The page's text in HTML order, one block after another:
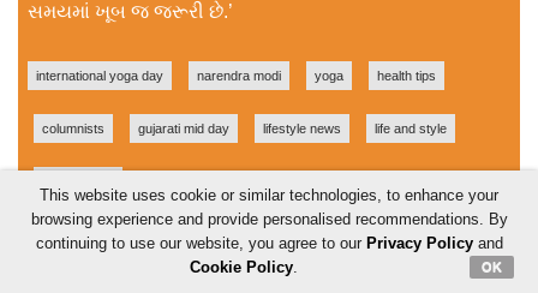
સમયમાં ખૂબ જ જરૂરી છે.’
international yoga day narendra modi yoga health tips
columnists gujarati mid day lifestyle news life and style
This website uses cookie or similar technologies, to enhance your
browsing experience and provide personalised recommendations. By
continuing to use our website, you agree to our Privacy Policyand
Cookie Policy. OK